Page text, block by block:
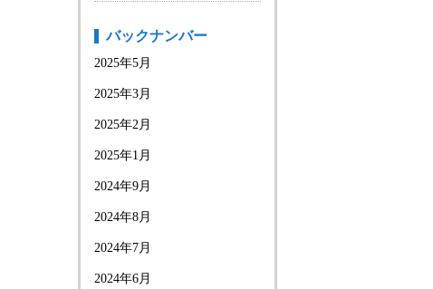
バックナンバー
2025年5月
2025年3月
2025年2月
2025年1月
2024年9月
2024年8月
2024年7月
2024年6月